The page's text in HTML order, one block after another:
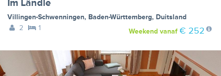
Im Ländle
Villingen-Schwenningen, Baden-Württemberg, Duitsland
2
1 Weekendvanaf € 252